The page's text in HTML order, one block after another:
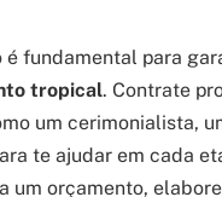
é fundamental para
tropical. Contrate
um cerimonialista,
te ajudar em cada
um orçamento,